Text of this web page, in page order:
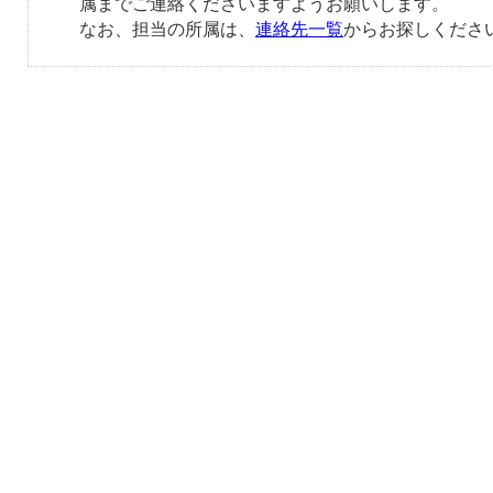
属までご連絡くださいますようお願いします。
なお、担当の所属は、 連絡先一覧からお探しくださ